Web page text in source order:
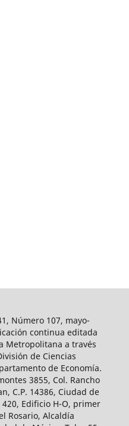
Número 107, mayo-
continua editada
Metropolitana a través
de Ciencias
de Economía.
3855, Col. Rancho
C.P. 14386, Ciudad de
420, Edificio H-O, primer
Rosario, Alcaldía